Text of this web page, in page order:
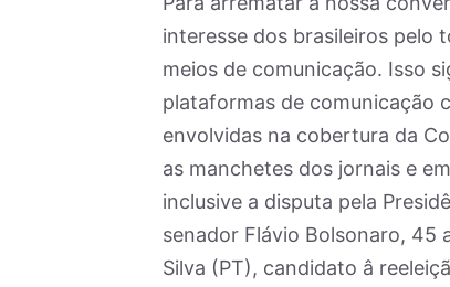
interesse dos brasileiros pelo
meios de comunicação. Isso
plataformas de comunicação
envolvidas na cobertura da
as manchetes dos jornais e
inclusive a disputa pela
senador Flávio Bolsonaro, 45
Silva (PT), candidato â